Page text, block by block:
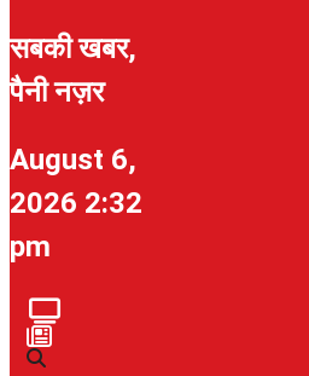
सबकी खबर,
पैनी नज़र
August 6,
2026 2:32
pm